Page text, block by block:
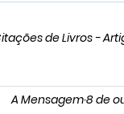
de Livros -
A Mensagem8 de